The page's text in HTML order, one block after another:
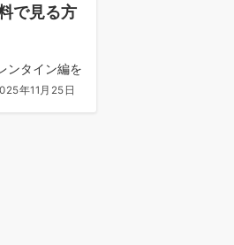
で見る方
ンタイン編を
年11月25日